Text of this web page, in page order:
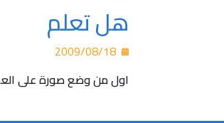
هل تعلم
اول من وضع صورة على